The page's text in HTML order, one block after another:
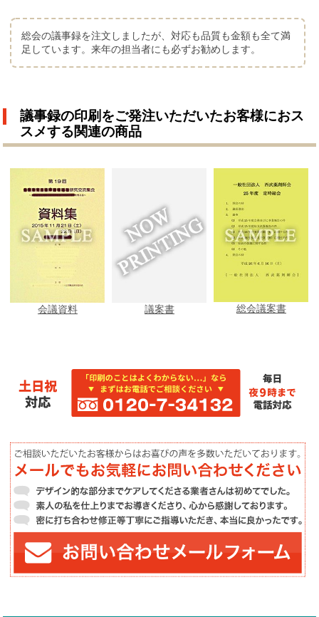
総会の議事録を注文しましたが、対応も品質も金額も全て満
足しています。来年の担当者にも必ずお勧めします。
議事録の印刷をご発注いただいたお客様におス
スメする関連の商品
会議資料 議案書 総会議案書